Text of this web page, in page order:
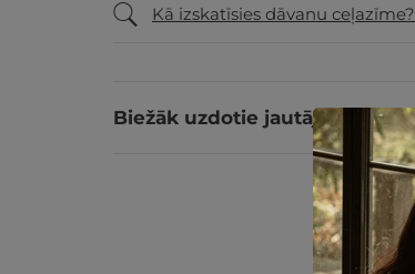
Kā izskatīsies dāvanu ceļazīme?
Biežāk uzdotie jautājumi